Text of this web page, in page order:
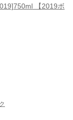
ン 甘口 ワインア
Wine Advocate RP 95
Date: 2034 - 2054
sugar, the 2022 Rieu
It reveals a compl
harmonious, it has
finish. Fermented
in one-year barrels fo
was matured for 18 m
Jan 17, 2025
付：ソーテルヌ プルミ
テルヌ特級・第1級格
わい：白ワイン 甘口
core of honeysuckl
drizzle of honey to to
with length, purity, l
I love this styl
a sweet wine that can
リュ・シュペリュール
ム」。 優れたテ
しく選果し、一切の妥
をかけて仕立てられる
点にふさわしい極上の
愛好家を驚かせてきま
の熟成ポテンシャルは
なアロマに加え、スズ
広がります。味わいに
ペーストのニュアンス
【2019ボ